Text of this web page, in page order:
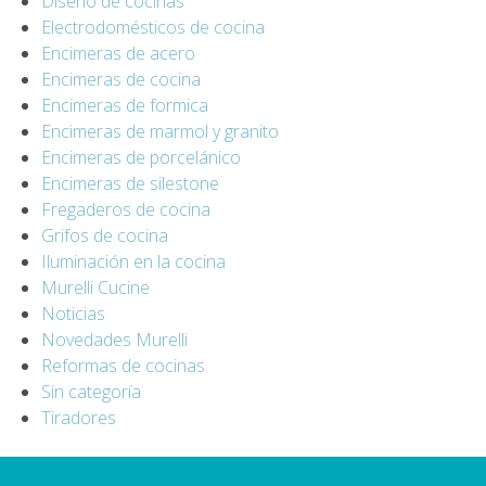
Electrodomésticos de cocina
Encimeras de acero
Encimeras de cocina
Encimeras de formica
Encimeras de marmol y granito
Encimeras de porcelánico
Encimeras de silestone
Fregaderos de cocina
Grifos de cocina
Iluminación en la cocina
Murelli Cucine
Noticias
Novedades Murelli
Reformas de cocinas
Sin categoría
Tiradores